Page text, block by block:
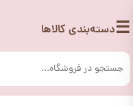
☰دسته‌بندی کالاها